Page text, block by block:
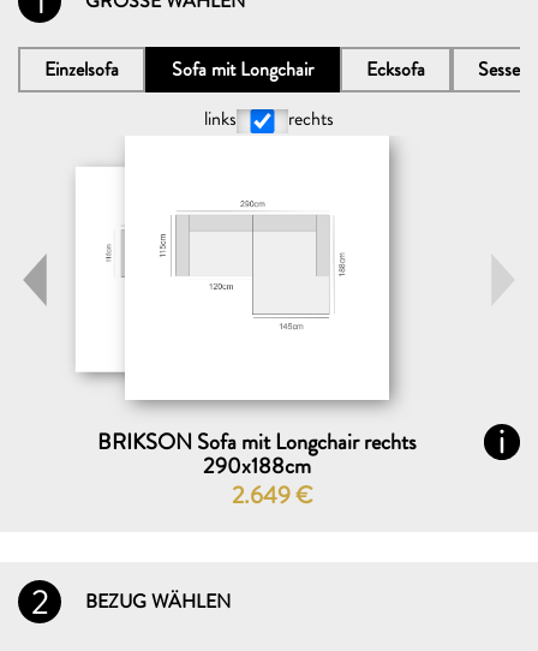
Einzelsofa Sofa mit Longchair Ecksofa
Sessel
links
rechts
BRIKSON Sofa mit Longchair rechts
290x188cm
2.649€
2 BEZUG WÄHLEN